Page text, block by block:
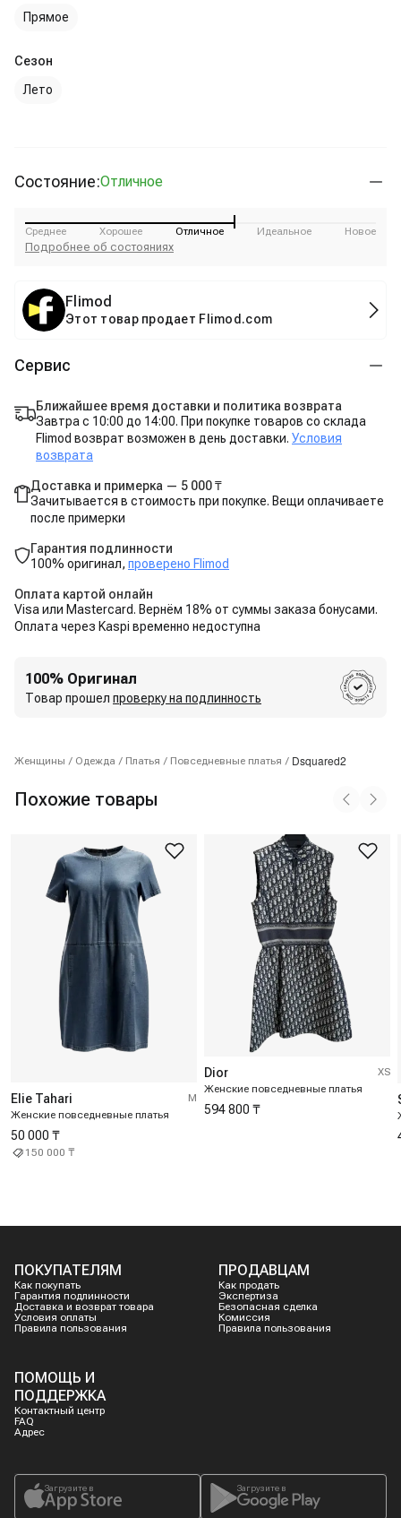
Прямое
Сезон
Лето
Состояние:Отличное
Среднее Хорошее Отличное Идеальное Новое
Подробнее об состояниях
Flimod
Этот товар продает Flimod.com
Сервис
Ближайшее время доставки и политика возврата
Завтра с 10:00 до 14:00. При покупке товаров со склада
Flimod возврат возможен в день доставки. Условия
возврата
Доставка и примерка — 5 000 ₸
Зачитывается в стоимость при покупке. Вещи оплачиваете
после примерки
Гарантия подлинности
100% оригинал, проверено Flimod
Оплата картой онлайн
Visa или Mastercard. Вернём 18% от суммы заказа бонусами.
Оплата через Kaspi временно недоступна
100% Оригинал
Товар прошел проверку на подлинность
Женщины / Одежда / Платья / Повседневные платья / Dsquared2
Похожие товары
Elie Tahari
Женские повседневные платья
M
50 000 ₸
150 000 ₸
Dior
Женские повседневные платья
XS
594 800 ₸
ПОКУПАТЕЛЯМ
Как покупать
Гарантия подлинности
Доставка и возврат товара
Условия оплаты
Правила пользования
ПРОДАВЦАМ
Как продать
Экспертиза
Безопасная сделка
Комиссия
Правила пользования
ПОМОЩЬ И
ПОДДЕРЖКА
Контактный центр
FAQ
Адрес
Загрузите в Загрузите в